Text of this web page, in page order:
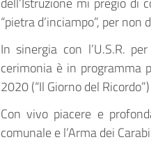
“pietra d’inciampo”, per non
In sinergia con l’U.S.R.
cerimonia è in programma
2020 (“Il Giorno del
Con vivo piacere e
comunale e l’Arma dei